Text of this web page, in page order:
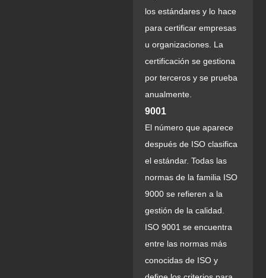
los estándares y lo hace
para certificar empresas
u organizaciones. La
certificación se gestiona
por terceros y se prueba
anualmente.
9001
El número que aparece
después de ISO clasifica
el estándar. Todas las
normas de la familia ISO
9000 se refieren a la
gestión de la calidad.
ISO 9001 se encuentra
entre las normas más
conocidas de ISO y